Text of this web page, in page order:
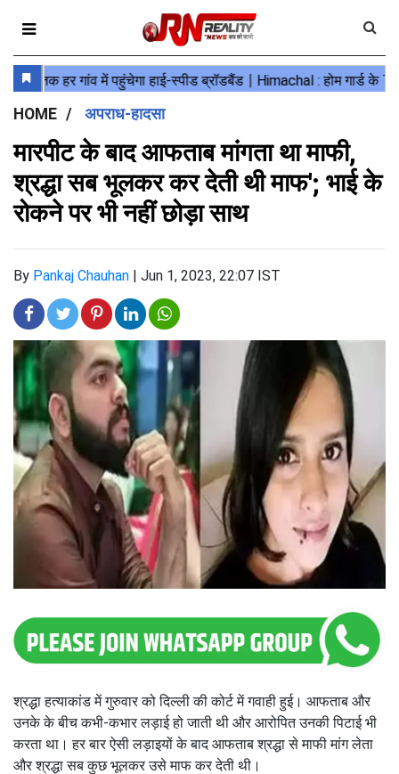
HOME अपराध-हादसा
मारपीट के बाद आफताब मांगता था माफी,
श्रद्धा सब भूलकर कर देती थी माफ'; भाई के
रोकने पर भी नहीं छोड़ा साथ
By Pankaj Chauhan | Jun 1, 2023, 22:07 IST
श्रद्धा हत्याकांड में गुरुवार को दिल्ली की कोर्ट में गवाही हुई। आफताब और
उनके के बीच कभी-कभार लड़ाई हो जाती थी और आरोपित उनकी पिटाई भी
करता था। हर बार ऐसी लड़ाइयों के बाद आफताब श्रद्धा से माफी मांग लेता
और श्रद्धा सब कुछ भूलकर उसे माफ कर देती थी।